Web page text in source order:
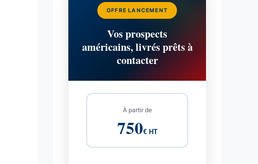
OFFRE LANCEMENT
Vos prospects
américains, livrés prêts à
contacter
À partir de
750€ HT